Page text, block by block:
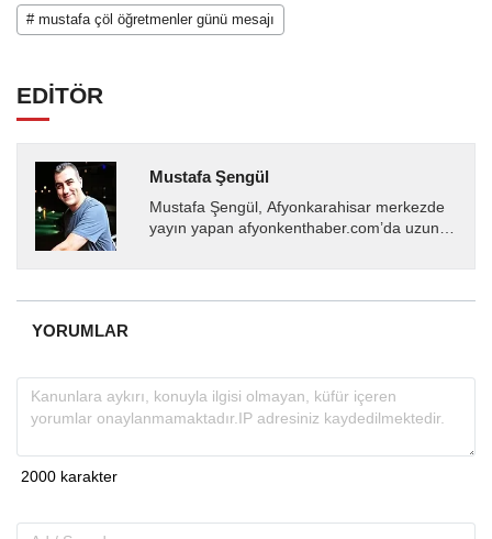
# mustafa çöl öğretmenler günü mesajı
EDİTÖR
Mustafa Şengül
Mustafa Şengül, Afyonkarahisar merkezde
yayın yapan afyonkenthaber.com’da uzun
almakta, haber akışı...
YORUMLAR